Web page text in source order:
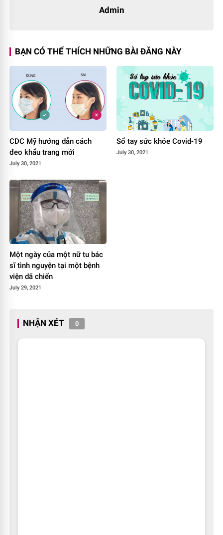
Admin
BẠN CÓ THỂ THÍCH NHỮNG BÀI ĐĂNG NÀY
CDC Mỹ hướng dẫn cách
đeo khẩu trang mới
July 30, 2021
Sổ tay sức khỏe Covid-19
July 30, 2021
Một ngày của một nữ tu bác
sĩ tình nguyện tại một bệnh
viện dã chiến
July 29, 2021
NHẬN XÉT 0